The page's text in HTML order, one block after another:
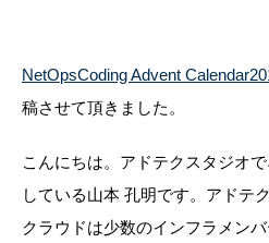
NetOpsCoding Advent
稿させて頂きました。
こんにちは。アドテクスタジオ
している山本 孔明です。アドテ
クラウドは少数のインフラメン